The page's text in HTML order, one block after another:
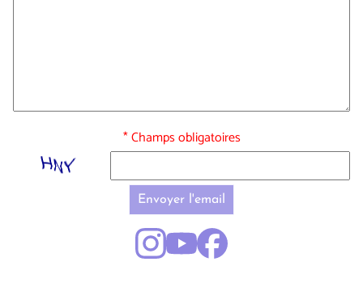
* Champs obligatoires
Envoyer l'email